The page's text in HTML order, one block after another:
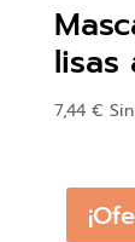
lisas
7,44 €